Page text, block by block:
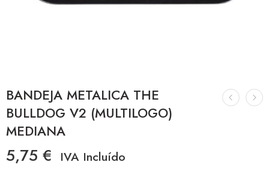
BANDEJA METALICA THE
BULLDOG V2 (MULTILOGO)
MEDIANA
5,75 € IVA Incluído